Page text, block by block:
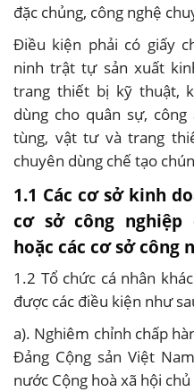
đặc chủng, công nghệ
Điều kiện phải có giấy
ninh trật tự sản xuất
trang thiết bị kỹ thuật,
dùng cho quân sự,
tùng, vật tư và trang
chuyên dùng chế tạo
1.1 Các cơ sở kinh
cơ sở công nghiệp
hoặc các cơ sở công
1.2 Tổ chức cá nhân
được các điều kiện như
a). Nghiêm chỉnh chấp
Đảng Cộng sản Việt
nước Cộng hoà xã hội